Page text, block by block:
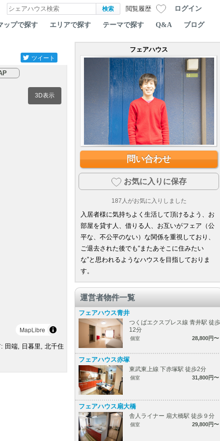
閲覧履歴 ログイン
ップで探す エリアで探す テーマで探す Q&A ブログ
ツイート
MapLibre
3D表示
田端, 日暮里, 北千住
フェアハウス
問い合わせ
お気に入りに保存
187 人がお気に入りしました
入居者様に気持ちよく生活して頂けるよう、お
部屋を貸す人、借りる人、お互いがフェア（公
平な、不公平のない）な関係を重視しており、
ご退去された後でも“またあそこに住みたい
な”と思われるようなハウスを目指しておりま
す。
運営者物件一覧
フェアハウス青井
つくばエクスプレス線 青井駅 徒歩
12分
個室 28,800円〜
フェアハウス赤塚
東武東上線 下赤塚駅 徒歩2分
個室 31,800円〜
フェアハウス扇大橋
舎人ライナー 扇大橋駅 徒歩９分
個室 29,800円〜